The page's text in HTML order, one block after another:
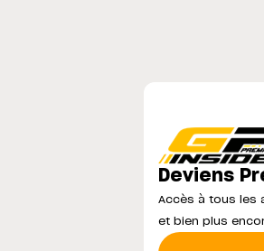
Deviens
Accès à tous les
et bien plus